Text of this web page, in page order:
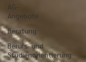
AG-
Angebote
Beratung
Berufs- und
Studienorientierung